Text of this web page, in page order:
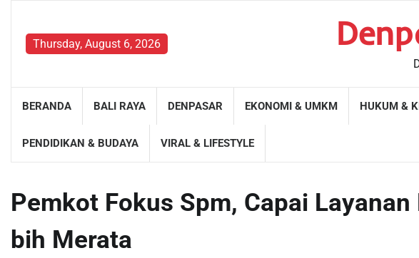
contentThursday, August 6, 2026
BERANDA BALI RAYA DENPASAR EKONOMI & UMKM HUKUM &
PENDIDIKAN & BUDAYA VIRAL & LIFESTYLE
Pemkot Fokus Spm, Capai
bih Merata